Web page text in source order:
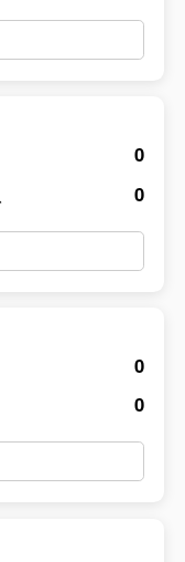
0
0
0
0